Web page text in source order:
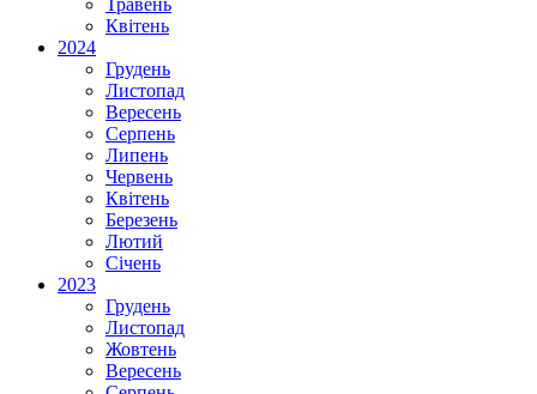
Травень
Квітень
2024
Грудень
Листопад
Вересень
Серпень
Липень
Червень
Квітень
Березень
Лютий
Січень
2023
Грудень
Листопад
Жовтень
Вересень